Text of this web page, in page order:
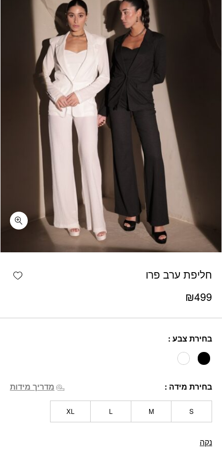
חליפת ערב פרו
₪499
בחירת צבע
בחירת מידה מדריך מידות
S
M
L
XL
נקה